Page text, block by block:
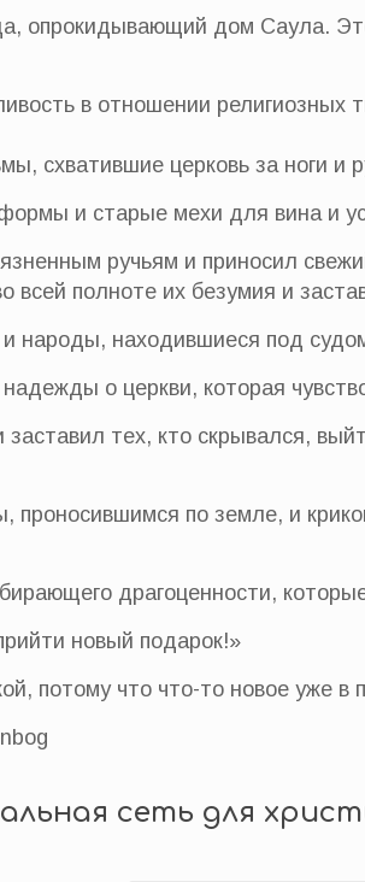
опрокидывающий дом Саула.
в отношении
схватившие церковь за ноги
и старые мехи для вина и
ручьям и приносил
всей полноте их безумия и
народы, находившиеся под
о церкви, которая
тех, кто скрывался,
проносившимся по земле, и
драгоценности,
новый подарок!»
потому что что-то новое уже в
сеть для